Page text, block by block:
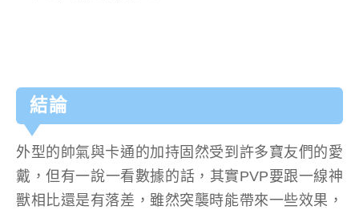
結論
外型的帥氣與卡通的加持固然受到許多寶友們的愛
戴，但有一說一看數據的話，其實PVP要跟一線神
獸相比還是有落差，雖然突襲時能帶來一些效果，